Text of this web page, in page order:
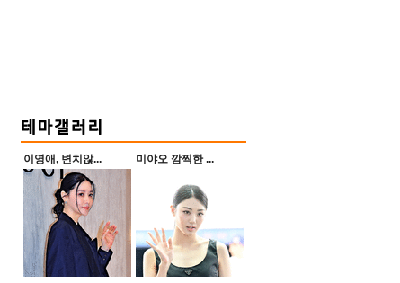
이영애, 변치않... 미야오 깜찍한 ...